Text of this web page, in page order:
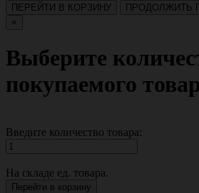
ПЕРЕЙТИ В КОРЗИНУ
ПРОДОЛЖИТЬ
×
Выберите
покупаемого
Введите количество товара:
На складе ед. товара.
Перейти в корзину